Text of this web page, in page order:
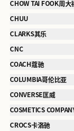
CHOW TAI FOOK周大
CHUU
CLARKS其乐
CNC
COACH蔻驰
COLUMBIA哥伦比亚
CONVERSE匡威
COSMETICS
CROCS卡洛驰